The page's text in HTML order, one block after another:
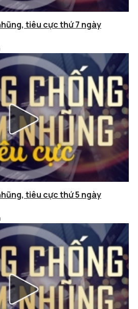
tiêu cực thứ 7 ngày
tiêu cực thứ 5 ngày